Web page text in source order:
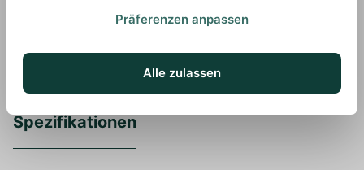
Pur mit zwei Eiswürfeln
Spezifikationen
Präferenzen anpassen
Alle zulassen